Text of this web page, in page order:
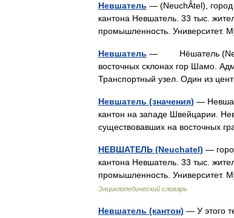
Невшатель — (NeuchÂtel),
кантона Невшатель. 33 тыс.
промышленность. Университет.
Невшатель — Нёшатель
восточных склонах гор Шамо.
Транспортный узел. Один из
Невшатель (значения) —
кантон на западе Швейцарии.
существовавших на восточных
НЕВШАТЕЛЬ (Neuchatel) —
кантона Невшатель. 33 тыс.
промышленность. Университет.
Энциклопедический словарь
Невшатель (кантон) — У этого